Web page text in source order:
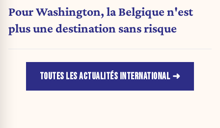
Pour Washington, la Belgique n'est
plus une destination sans risque
TOUTES LES ACTUALITÉS INTERNATIONAL